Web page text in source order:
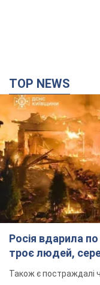
TOP NEWS
Росія вдарила
троє людей,
Також є постраждалі